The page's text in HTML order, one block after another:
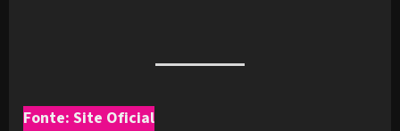
Fonte: Site Oficial